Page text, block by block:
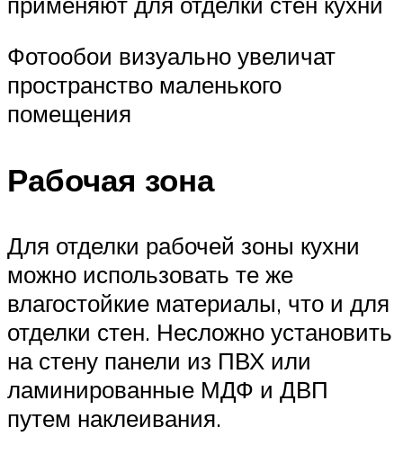
Фотообои визуально увеличат
пространство маленького
помещения
Рабочая зона
Для отделки рабочей зоны кухни
можно использовать те же
влагостойкие материалы, что и для
отделки стен. Несложно установить
на стену панели из ПВХ или
ламинированные МДФ и ДВП
путем наклеивания.